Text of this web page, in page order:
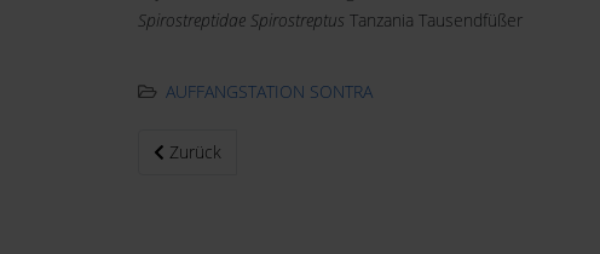
Spirostreptidae Spirostreptus Tanzania Tausendfüßer
AUFFANGSTATION SONTRA
Vorheriger Beitrag: Das Team
Zurück